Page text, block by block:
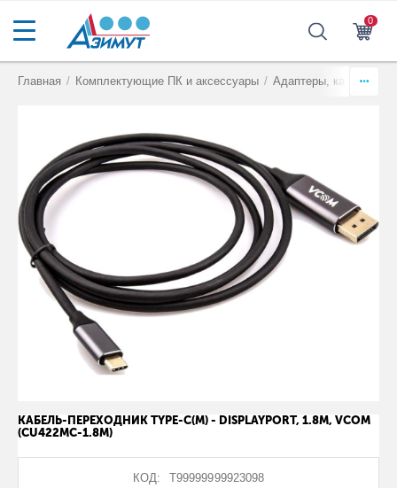
0
Главная / Комплектующие ПК и аксессуары / Адаптеры, кабели,
КАБЕЛЬ-ПЕРЕХОДНИК TYPE-C(M) - DISPLAYPORT, 1.8M, VCOM
(CU422MC-1.8M)
КОД: Т99999999923098